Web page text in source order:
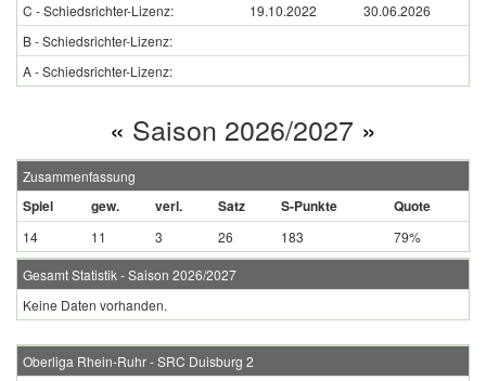
C - Schiedsrichter-Lizenz:
19.10.2022
30.06.2026
B - Schiedsrichter-Lizenz:
A - Schiedsrichter-Lizenz:
« Saison 2026/2027 »
Zusammenfassung
Spiel gew. verl. Satz S-Punkte Quote
14 11 3 26 183 79%
Gesamt Statistik - Saison 2026/2027
Keine Daten vorhanden.
Oberliga Rhein-Ruhr - SRC Duisburg 2